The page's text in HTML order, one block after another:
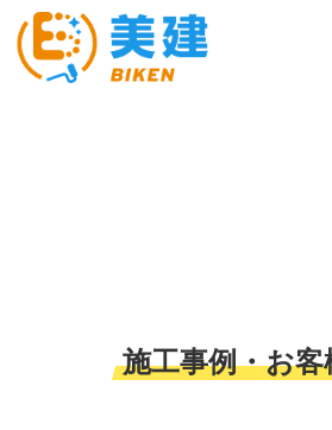
施工事例・お客